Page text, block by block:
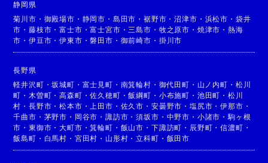
静岡県
菊川市 ・ 御殿場市 ・ 静岡市 ・ 島田市 ・裾野市 ・沼津市 ・ 浜松市 ・ 袋井
市 ・藤枝市 ・富士市 ・富士宮市 ・ 三島市 ・ 牧之原市 ・ 焼津市 ・ 熱海
市 ・伊豆市 ・伊東市 ・磐田市 ・ 御前崎市 ・ 掛川市
長野県
軽井沢町 ・坂城町 ・ 富士見町 ・ 南箕輪村 ・ 御代田町 ・ 山ノ内町 ・ 松川
町 ・ 木曽町 ・高森町 ・佐久穂町 ・飯綱町 ・ 小布施町 ・ 池田町 ・ 松川
村 ・長野市 ・松本市 ・ 上田市 ・ 佐久市 ・ 安曇野市 ・ 塩尻市 ・伊那市 ・
千曲市 ・ 茅野市 ・ 岡谷市 ・諏訪市 ・須坂市 ・ 中野市 ・ 小諸市 ・ 駒ヶ根
市 ・東御市 ・大町市 ・箕輪町 ・ 飯山市 ・ 下諏訪町 ・ 辰野町 ・信濃町 ・
飯島町 ・ 白馬村 ・ 宮田村 ・ 山形村 ・立科町 ・ 飯田市